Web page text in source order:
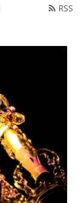
RSS